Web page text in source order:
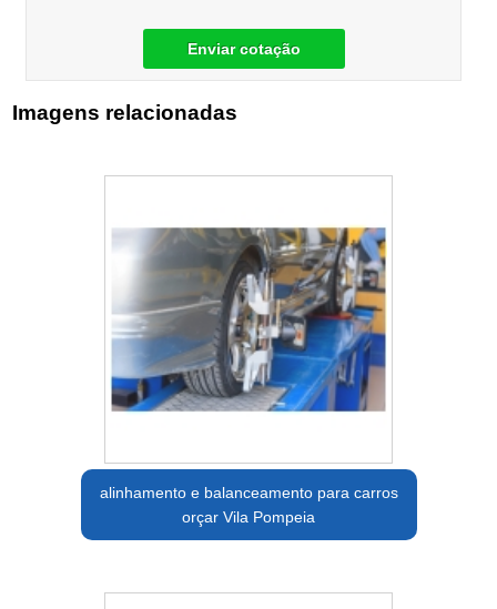
Enviar cotação
Imagens relacionadas
alinhamento e balanceamento para carros
orçar Vila Pompeia